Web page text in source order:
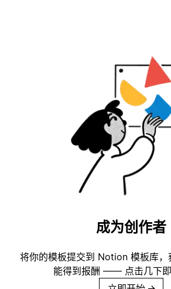
成为创作者
将你的模板提交到 Notion 模板库，
能得到报酬 —— 点击几下即